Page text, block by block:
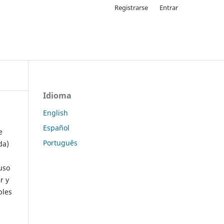
Registrarse Entrar
y
Idioma
English
Español
Português